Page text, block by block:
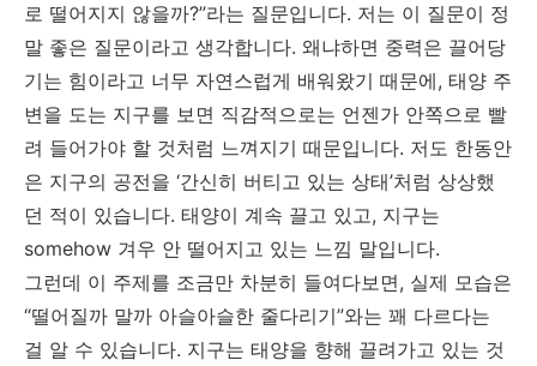
로 떨어지지 않을까?”라는 질문입니다. 저는 이 질문이 정
말 좋은 질문이라고 생각합니다. 왜냐하면 중력은 끌어당
기는 힘이라고 너무 자연스럽게 배워왔기 때문에, 태양 주
변을 도는 지구를 보면 직감적으로는 언젠가 안쪽으로 빨
려 들어가야 할 것처럼 느껴지기 때문입니다. 저도 한동안
은 지구의 공전을 ‘간신히 버티고 있는 상태’처럼 상상했
던 적이 있습니다. 태양이 계속 끌고 있고, 지구는
somehow 겨우 안 떨어지고 있는 느낌 말입니다.
그런데 이 주제를 조금만 차분히 들여다보면, 실제 모습은
“떨어질까 말까 아슬아슬한 줄다리기”와는 꽤 다르다는
걸 알 수 있습니다. 지구는 태양을 향해 끌려가고 있는 것